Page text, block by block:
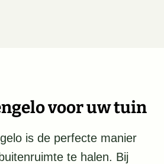
voor uw tuin
is de perfecte manier
te halen. Bij